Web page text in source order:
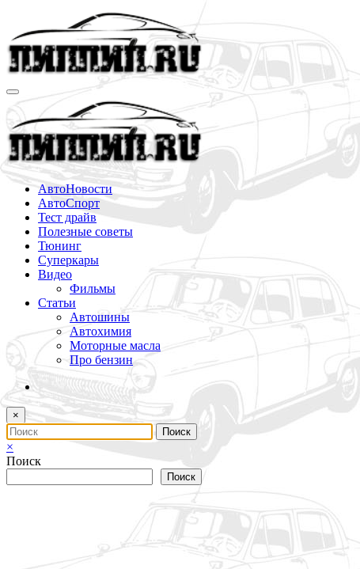
содержимому
АвтоНовости
АвтоСпорт
Тест драйв
Полезные советы
Тюнинг
Суперкары
Видео
Фильмы
Статьи
Автошины
Автохимия
Моторные масла
Про бензин
×
×
Поиск
Поиск